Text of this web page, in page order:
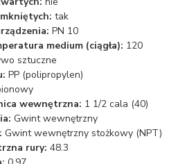
tak
PN 10
medium (ciągła): 120
sztuczne
PP (polipropylen)
wewnętrzna: 1 1/2 cala (40)
Gwint wewnętrzny
Gwint wewnętrzny stożkowy (NPT)
rury: 48.3